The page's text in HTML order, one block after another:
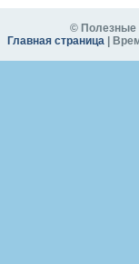
© Полезные
Главная страница |